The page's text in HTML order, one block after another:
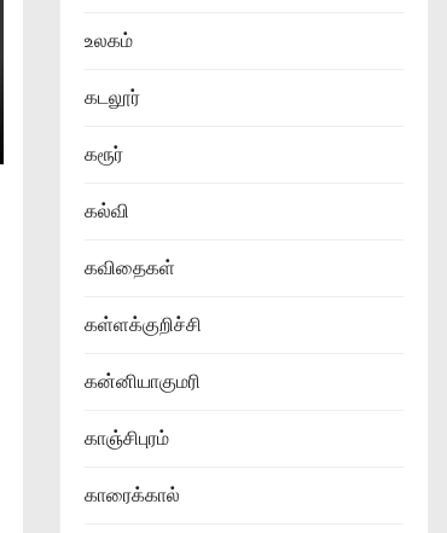
உலகம்
கடலூர்
கரூர்
கல்வி
கவிதைகள்
கள்ளக்குறிச்சி
கன்னியாகுமரி
காஞ்சிபுரம்
காரைக்கால்